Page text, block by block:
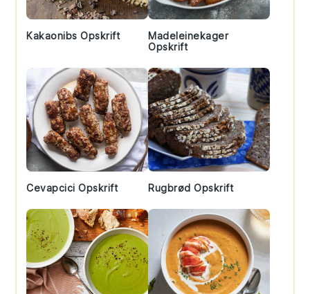
Kakaonibs Opskrift
Madeleinekager
Opskrift
Cevapcici Opskrift Rugbrød Opskrift